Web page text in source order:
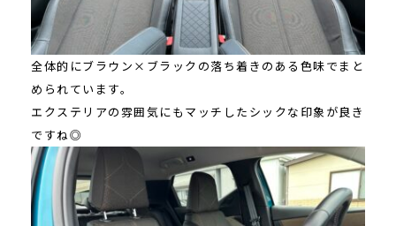
全体的にブラウン×ブラックの落ち着きのある色味でまと
められています。
エクステリアの雰囲気にもマッチしたシックな印象が良き
ですね◎